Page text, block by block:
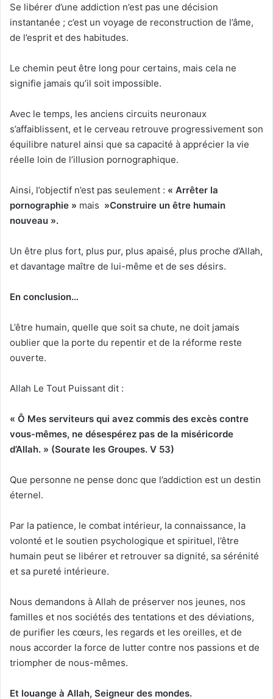
Se libérer d’une addiction n’est pas une décision
instantanée ; c’est un voyage de reconstruction de l’âme,
de l’esprit et des habitudes.
Le chemin peut être long pour certains, mais cela ne
signifie jamais qu’il soit impossible.
Avec le temps, les anciens circuits neuronaux
s’affaiblissent, et le cerveau retrouve progressivement son
équilibre naturel ainsi que sa capacité à apprécier la vie
réelle loin de l’illusion pornographique.
Ainsi, l’objectif n’est pas seulement : « Arrêter la
pornographie » mais »Construire un être humain
nouveau ».
Un être plus fort, plus pur, plus apaisé, plus proche d’Allah,
et davantage maître de lui-même et de ses désirs.
En conclusion…
L’être humain, quelle que soit sa chute, ne doit jamais
oublier que la porte du repentir et de la réforme reste
ouverte.
Allah Le Tout Puissant dit :
« Ô Mes serviteurs qui avez commis des excès contre
vous-mêmes, ne désespérez pas de la miséricorde
d’Allah. » (Sourate les Groupes. V 53)
Que personne ne pense donc que l’addiction est un destin
éternel.
Par la patience, le combat intérieur, la connaissance, la
volonté et le soutien psychologique et spirituel, l’être
humain peut se libérer et retrouver sa dignité, sa sérénité
et sa pureté intérieure.
Nous demandons à Allah de préserver nos jeunes, nos
familles et nos sociétés des tentations et des déviations,
de purifier les cœurs, les regards et les oreilles, et de
nous accorder la force de lutter contre nos passions et de
triompher de nous-mêmes.
Et louange à Allah, Seigneur des mondes.